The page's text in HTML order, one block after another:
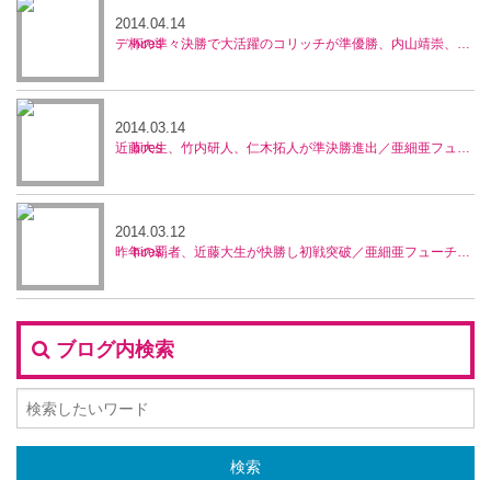
デ杯の準々決勝で大活躍のコリッチが準優勝、内山靖崇、近藤大生はベスト4の活躍／中国・フューチャーズ
2014.04.14
近藤大生、竹内研人、仁木拓人が準決勝進出／亜細亜フューチャーズ
2014.03.14
昨年の覇者、近藤大生が快勝し初戦突破／亜細亜フューチャーズ
2014.03.12
ブログ内検索